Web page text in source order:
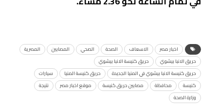
اخبار مصر الاسعاف الصحة الصحي المصابين
المصرية
حريق الانبا بيشوي
حريق كنيسة الانبا بيشوي
حريق كنيسة الانبا بيشوي في المنيا الجديدة
حريق كنيسة المنيا
سيارات
كنيسة
محافظة مصابين حريق كنيسة موقع اخبار مصر
نتيجة
وزارة الصحة